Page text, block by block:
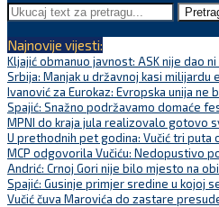
Najnovije vijesti:
Kljajić obmanuo javnost: ASK nije dao
Srbija: Manjak u državnoj kasi milijardu
Ivanović za Eurokaz: Evropska unija
Spajić: Snažno podržavamo domaće
MPNI do kraja jula realizovalo gotovo
U prethodnih pet godina: Vučić tri puta
MCP odgovorila Vučiću: Nedopustivo
Andrić: Crnoj Gori nije bilo mjesto na
Spajić: Gusinje primjer sredine u kojoj
Vučić čuva Marovića do zastare